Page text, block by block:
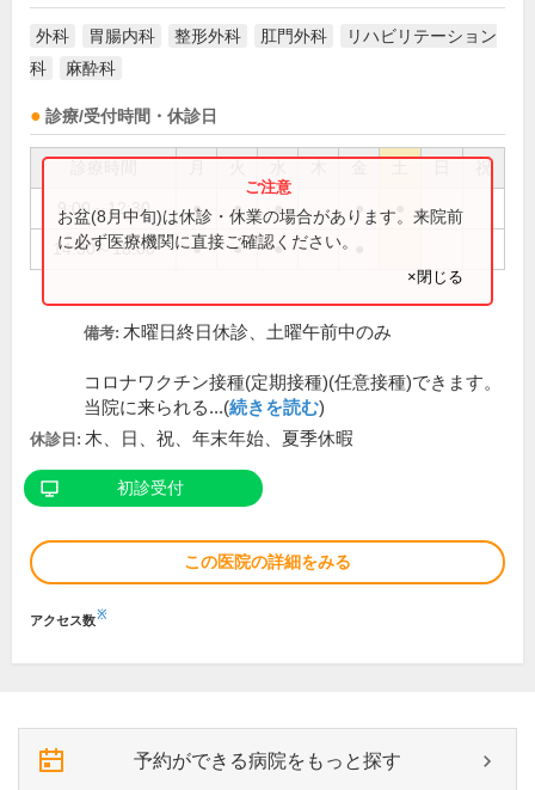
外科 胃腸内科 整形外科 肛門外科
リハビリテーション
科
麻酔科
診療/受付時間・休診日
祝
9:00～12:30 ● ● ● ●
14:30～18:00 ● ● ●
お盆(8月中旬)は休診・休業の場合があります。来院前
に必ず医療機関に直接ご確認ください。
×閉じる
備考: 木曜日終日休診、土曜午前中のみ
コロナワクチン接種(定期接種)(任意接種)できます。
当院に来られる...(続きを読む)
休診日: 木、日、祝、年末年始、夏季休暇
初診受付
この医院の詳細をみる
アクセス数※
予約ができる病院をもっと探す